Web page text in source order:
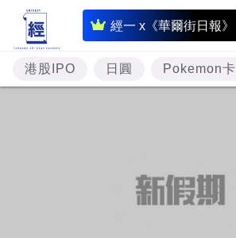
經一 x《華爾街日報》
即
時
財
經
港股IPO 日圓 Pokemon卡